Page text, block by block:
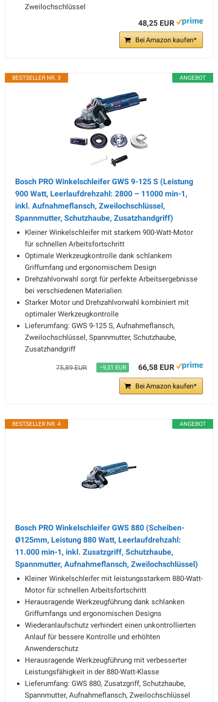
Zweilochschlüssel
48,25 EUR
Bei Amazon kaufen*
ANGEBOT
BESTSELLER NR. 3
Bosch PRO Winkelschleifer GWS 9-125 S (Leistung
900 Watt, Leerlaufdrehzahl: 2800 – 11000 min-1,
inkl. Aufnahmeflansch, Zweilochschlüssel,
Spannmutter, Schutzhaube, Zusatzhandgriff)
Kleiner Winkelschleifer mit starkem 900-Watt-Motor
für schnellen Arbeitsfortschritt
Optimale Werkzeugkontrolle dank schlankem
Griffumfang und ergonomischem Design
Drehzahlvorwahl sorgt für perfekte Arbeitsergebnisse
bei verschiedenen Materialien
Starker Motor und Drehzahlvorwahl kombiniert mit
optimaler Werkzeugkontrolle
Lieferumfang: GWS 9-125 S, Aufnahmeflansch,
Zweilochschlüssel, Spannmutter, Schutzhaube,
Zusatzhandgriff
75,89 EUR −9,31 EUR 66,58 EUR
Bei Amazon kaufen*
ANGEBOT
BESTSELLER NR. 4
Bosch PRO Winkelschleifer GWS 880 (Scheiben-
Ø125mm, Leistung 880 Watt, Leerlaufdrehzahl:
11.000 min-1, inkl. Zusatzgriff, Schutzhaube,
Spannmutter, Aufnahmeflansch, Zweilochschlüssel)
Kleiner Winkelschleifer mit leistungsstarkem 880-Watt-
Motor für schnellen Arbeitsfortschritt
Herausragende Werkzeugführung dank schlanken
Griffumfangs und ergonomischen Designs
Wiederanlaufschutz verhindert einen unkontrollierten
Anlauf für bessere Kontrolle und erhöhten
Anwenderschutz
Herausragende Werkzeugführung mit verbesserter
Leistungsfähigkeit in der 880-Watt-Klasse
Lieferumfang: GWS 880, Zusatzgriff, Schutzhaube,
Spannmutter, Aufnahmeflansch, Zweilochschlüssel